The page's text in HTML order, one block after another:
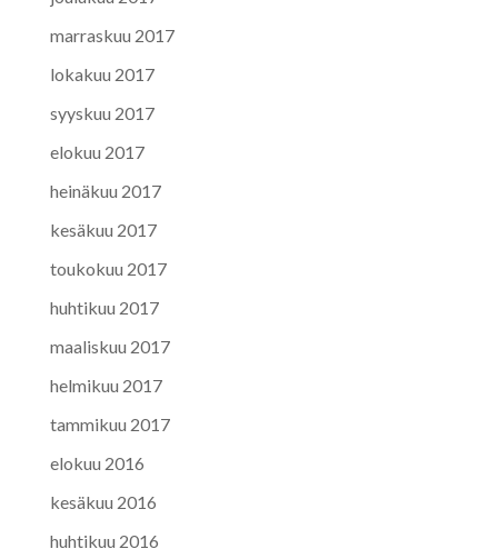
marraskuu 2017
lokakuu 2017
syyskuu 2017
elokuu 2017
heinäkuu 2017
kesäkuu 2017
toukokuu 2017
huhtikuu 2017
maaliskuu 2017
helmikuu 2017
tammikuu 2017
elokuu 2016
kesäkuu 2016
huhtikuu 2016